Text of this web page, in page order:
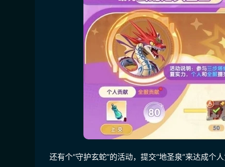
还有个“守护玄蛇”的活动，提交“地圣泉”来达成个